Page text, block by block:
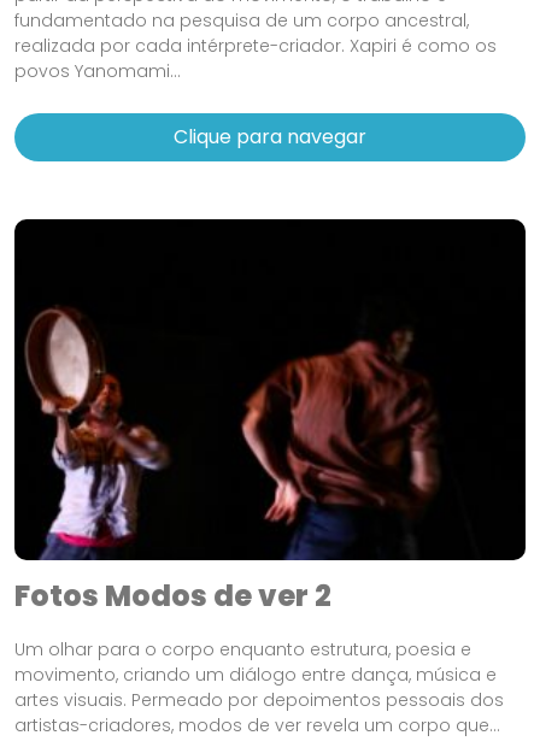
fundamentado na pesquisa de um corpo ancestral,
realizada por cada intérprete-criador. Xapiri é como os
povos Yanomami...
Clique para navegar
Fotos Modos de ver 2
Um olhar para o corpo enquanto estrutura, poesia e
movimento, criando um diálogo entre dança, música e
artes visuais. Permeado por depoimentos pessoais dos
artistas-criadores, modos de ver revela um corpo que...